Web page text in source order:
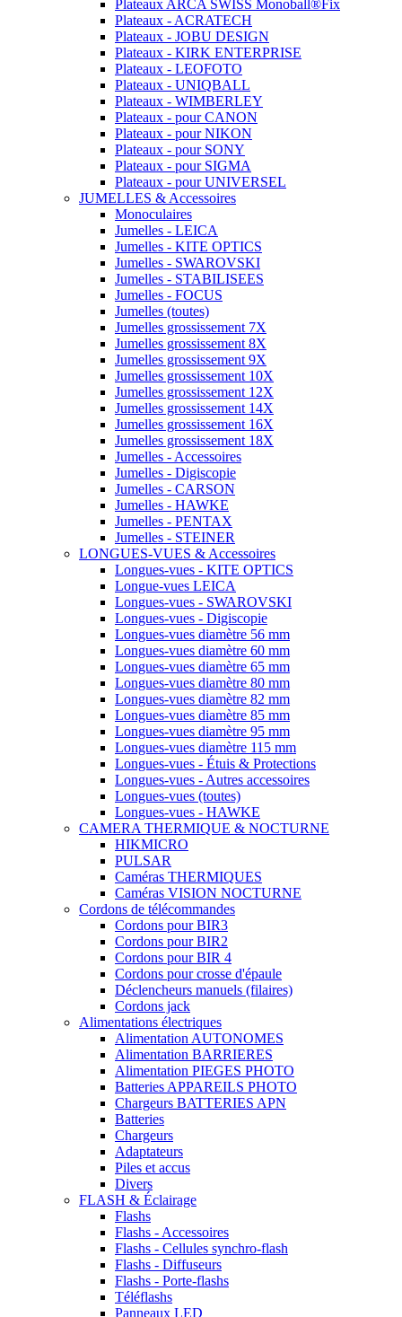
Plateaux ARCA SWISS Monoball®Fix
Plateaux - ACRATECH
Plateaux - JOBU DESIGN
Plateaux - KIRK ENTERPRISE
Plateaux - LEOFOTO
Plateaux - UNIQBALL
Plateaux - WIMBERLEY
Plateaux - pour CANON
Plateaux - pour NIKON
Plateaux - pour SONY
Plateaux - pour SIGMA
Plateaux - pour UNIVERSEL
JUMELLES & Accessoires
Monoculaires
Jumelles - LEICA
Jumelles - KITE OPTICS
Jumelles - SWAROVSKI
Jumelles - STABILISEES
Jumelles - FOCUS
Jumelles (toutes)
Jumelles grossissement 7X
Jumelles grossissement 8X
Jumelles grossissement 9X
Jumelles grossissement 10X
Jumelles grossissement 12X
Jumelles grossissement 14X
Jumelles grossissement 16X
Jumelles grossissement 18X
Jumelles - Accessoires
Jumelles - Digiscopie
Jumelles - CARSON
Jumelles - HAWKE
Jumelles - PENTAX
Jumelles - STEINER
LONGUES-VUES & Accessoires
Longues-vues - KITE OPTICS
Longue-vues LEICA
Longues-vues - SWAROVSKI
Longues-vues - Digiscopie
Longues-vues diamètre 56 mm
Longues-vues diamètre 60 mm
Longues-vues diamètre 65 mm
Longues-vues diamètre 80 mm
Longues-vues diamètre 82 mm
Longues-vues diamètre 85 mm
Longues-vues diamètre 95 mm
Longues-vues diamètre 115 mm
Longues-vues - Étuis & Protections
Longues-vues - Autres accessoires
Longues-vues (toutes)
Longues-vues - HAWKE
CAMERA THERMIQUE & NOCTURNE
HIKMICRO
PULSAR
Caméras THERMIQUES
Caméras VISION NOCTURNE
Cordons de télécommandes
Cordons pour BIR3
Cordons pour BIR2
Cordons pour BIR 4
Cordons pour crosse d'épaule
Déclencheurs manuels (filaires)
Cordons jack
Alimentations électriques
Alimentation AUTONOMES
Alimentation BARRIERES
Alimentation PIEGES PHOTO
Batteries APPAREILS PHOTO
Chargeurs BATTERIES APN
Batteries
Chargeurs
Adaptateurs
Piles et accus
Divers
FLASH & Éclairage
Flashs
Flashs - Accessoires
Flashs - Cellules synchro-flash
Flashs - Diffuseurs
Flashs - Porte-flashs
Téléflashs
Panneaux LED